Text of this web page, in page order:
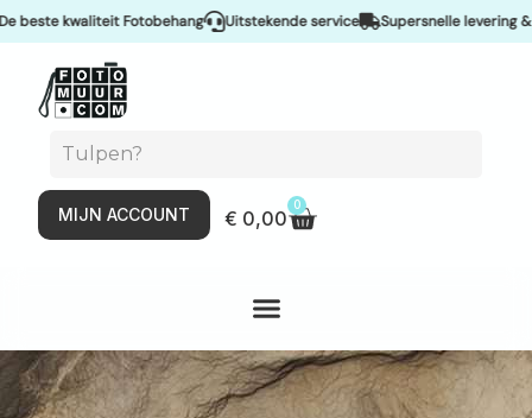
Fotobehang Uitstekende service Supersnelle levering & Spoedservice
MIJN ACCOUNT € 0,00
0